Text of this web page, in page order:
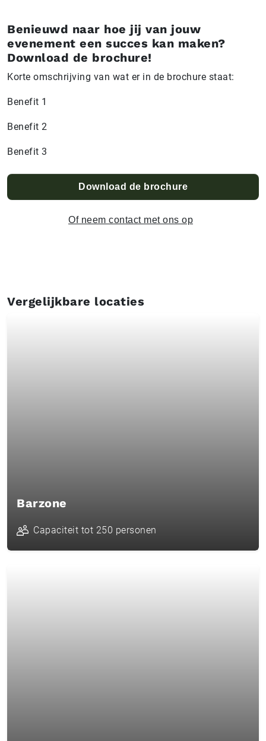
Benieuwd naar hoe jij van jouw
evenement een succes kan maken?
Download de brochure!
Korte omschrijving van wat er in de brochure staat:
Benefit 1
Benefit 2
Benefit 3
Download de brochure
Of neem contact met ons op
Vergelijkbare locaties
Barzone
Capaciteit tot 250 personen